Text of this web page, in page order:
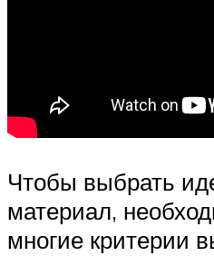
Чтобы выбрать
материал,
многие критерии